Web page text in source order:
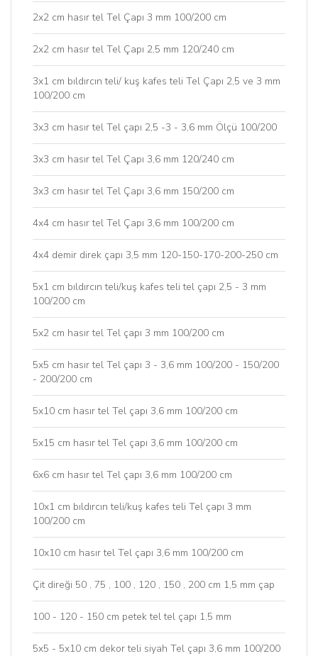
2x2 cm hasır tel Tel Çapı 3 mm 100/200 cm
2x2 cm hasır tel Tel Çapı 2,5 mm 120/240 cm
3x1 cm bıldırcın teli/ kuş kafes teli Tel Çapı 2,5 ve 3 mm
100/200 cm
3x3 cm hasır tel Tel çapı 2,5 -3 - 3,6 mm Ölçü 100/200
3x3 cm hasır tel Tel Çapı 3,6 mm 120/240 cm
3x3 cm hasır tel Tel Çapı 3,6 mm 150/200 cm
4x4 cm hasır tel Tel Çapı 3,6 mm 100/200 cm
4x4 demir direk çapı 3,5 mm 120-150-170-200-250 cm
5x1 cm bıldırcın teli/kuş kafes teli tel çapı 2,5 - 3 mm
100/200 cm
5x2 cm hasır tel Tel çapı 3 mm 100/200 cm
5x5 cm hasır tel Tel çapı 3 - 3,6 mm 100/200 - 150/200
- 200/200 cm
5x10 cm hasır tel Tel çapı 3,6 mm 100/200 cm
5x15 cm hasır tel Tel çapı 3,6 mm 100/200 cm
6x6 cm hasır tel Tel çapı 3,6 mm 100/200 cm
10x1 cm bıldırcın teli/kuş kafes teli Tel çapı 3 mm
100/200 cm
10x10 cm hasır tel Tel çapı 3,6 mm 100/200 cm
Çit direği 50 , 75 , 100 , 120 , 150 , 200 cm 1,5 mm çap
100 - 120 - 150 cm petek tel tel çapı 1,5 mm
5x5 - 5x10 cm dekor teli siyah Tel çapı 3,6 mm 100/200